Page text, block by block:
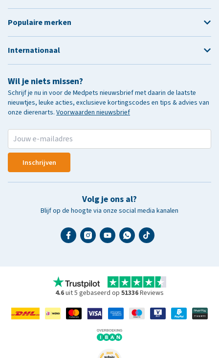
Wil je niets missen?
Schrijf je nu in voor de Medpets nieuwsbrief met daarin de laatste
nieuwtjes, leuke acties, exclusieve kortingscodes en tips & advies van
onze dierenarts. Voorwaarden nieuwsbrief
Inschrijven
Volg je ons al?
Blijf op de hoogte via onze social media kanalen
Populaire merken
Internationaal
4.6uit 5 gebaseerd op 51336Reviews